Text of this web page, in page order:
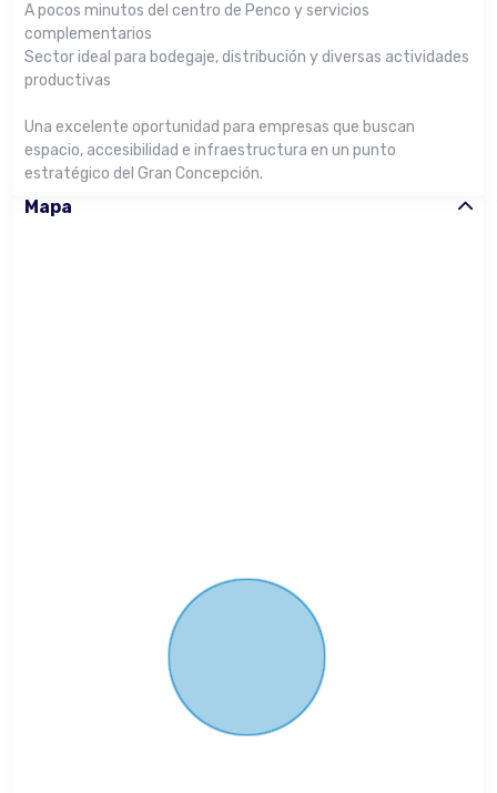
A pocos minutos del centro de Penco y servicios
complementarios
Sector ideal para bodegaje, distribución y diversas actividades
productivas
Una excelente oportunidad para empresas que buscan
espacio, accesibilidad e infraestructura en un punto
estratégico del Gran Concepción.
Mapa